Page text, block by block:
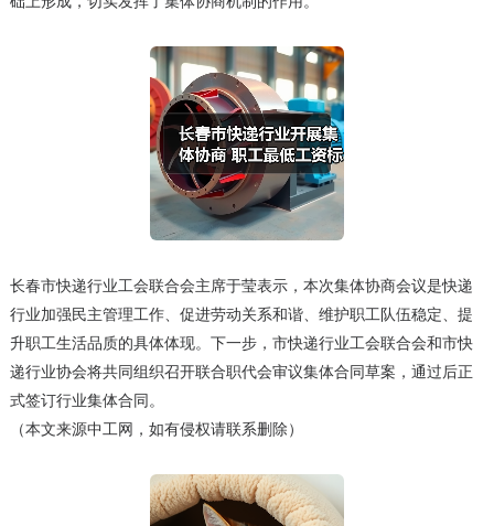
长春市快递行业工会联合会主席于莹表示，本次集体协商会议是快递
行业加强民主管理工作、促进劳动关系和谐、维护职工队伍稳定、提
升职工生活品质的具体体现。下一步，市快递行业工会联合会和市快
递行业协会将共同组织召开联合职代会审议集体合同草案，通过后正
式签订行业集体合同。
（本文来源中工网，如有侵权请联系删除）